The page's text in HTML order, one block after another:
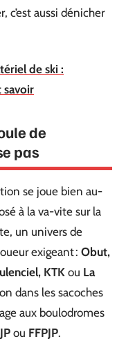
c’est aussi dénicher
de ski :
savoir
de
pas
se joue bien au-
à la va-vite sur la
un univers de
exigeant : Obut,
KTK ou La
dans les sacoches
aux boulodromes
ou FFPJP.